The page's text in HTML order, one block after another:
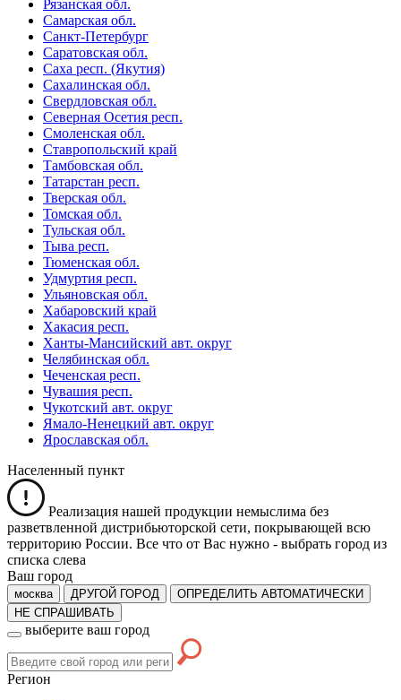
Рязанская обл.
Самарская обл.
Санкт-Петербург
Саратовская обл.
Саха респ. (Якутия)
Сахалинская обл.
Свердловская обл.
Северная Осетия респ.
Смоленская обл.
Ставропольский край
Тамбовская обл.
Татарстан респ.
Тверская обл.
Томская обл.
Тульская обл.
Тыва респ.
Тюменская обл.
Удмуртия респ.
Ульяновская обл.
Хабаровский край
Хакасия респ.
Ханты-Мансийский авт. округ
Челябинская обл.
Чеченская респ.
Чувашия респ.
Чукотский авт. округ
Ямало-Ненецкий авт. округ
Ярославская обл.
Населенный пункт
Реализация нашей продукции немыслима без
разветвленной дистрибьюторской сети, покрывающей всю
территорию России. Все что от Вас нужно - выбрать город из
списка слева
Ваш город
москва ДРУГОЙ ГОРОД
ОПРЕДЕЛИТЬ АВТОМАТИЧЕСКИ
НЕ СПРАШИВАТЬ
выберите ваш город
Регион